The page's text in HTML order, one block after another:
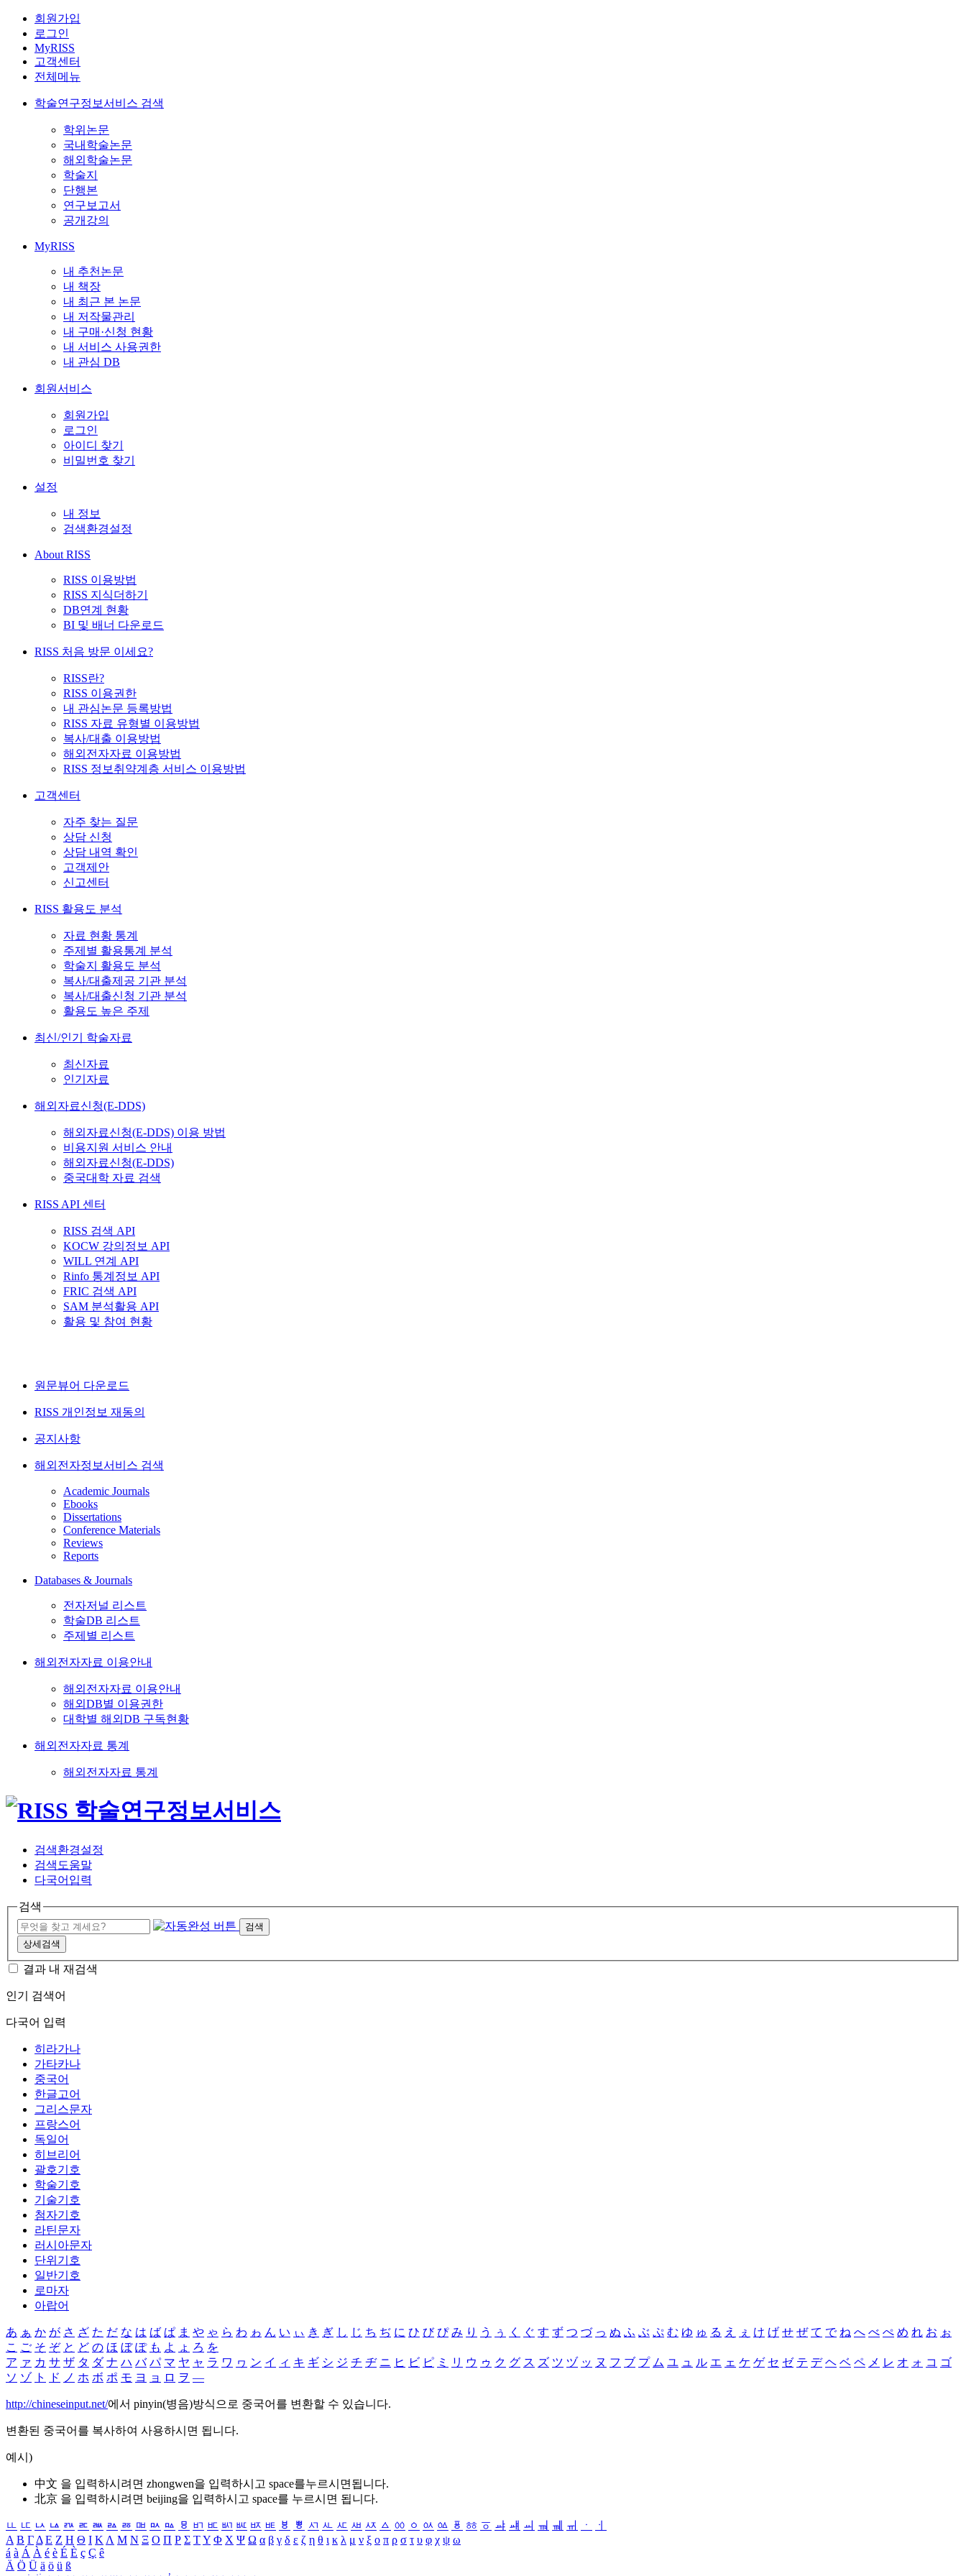
회원가입
로그인
MyRISS
고객센터
전체메뉴
학술연구정보서비스 검색
학위논문
국내학술논문
해외학술논문
학술지
단행본
연구보고서
공개강의
MyRISS
내 추천논문
내 책장
내 최근 본 논문
내 저작물관리
내 구매·신청 현황
내 서비스 사용권한
내 관심 DB
회원서비스
회원가입
로그인
아이디 찾기
비밀번호 찾기
설정
내 정보
검색환경설정
About RISS
RISS 이용방법
RISS 지식더하기
DB연계 현황
BI 및 배너 다운로드
RISS 처음 방문 이세요?
RISS란?
RISS 이용권한
내 관심논문 등록방법
RISS 자료 유형별 이용방법
복사/대출 이용방법
해외전자자료 이용방법
RISS 정보취약계층 서비스 이용방법
고객센터
자주 찾는 질문
상담 신청
상담 내역 확인
고객제안
신고센터
RISS 활용도 분석
자료 현황 통계
주제별 활용통계 분석
학술지 활용도 분석
복사/대출제공 기관 분석
복사/대출신청 기관 분석
활용도 높은 주제
최신/인기 학술자료
최신자료
인기자료
해외자료신청(E-DDS)
해외자료신청(E-DDS) 이용 방법
비용지원 서비스 안내
해외자료신청(E-DDS)
중국대학 자료 검색
RISS API 센터
RISS 검색 API
KOCW 강의정보 API
WILL 연계 API
Rinfo 통계정보 API
FRIC 검색 API
SAM 분석활용 API
활용 및 참여 현황
원문뷰어 다운로드
RISS 개인정보 재동의
공지사항
해외전자정보서비스 검색
Academic Journals
Ebooks
Dissertations
Conference Materials
Reviews
Reports
Databases & Journals
전자저널 리스트
학술DB 리스트
주제별 리스트
해외전자자료 이용안내
해외전자자료 이용안내
해외DB별 이용권한
대학별 해외DB 구독현황
해외전자자료 통계
해외전자자료 통계
검색환경설정
검색도움말
다국어입력
검색
검색
상세검색
결과 내 재검색
인기 검색어
다국어 입력
히라가나
가타카나
중국어
한글고어
그리스문자
프랑스어
독일어
히브리어
괄호기호
학술기호
기술기호
첨자기호
라틴문자
러시아문자
단위기호
일반기호
로마자
아랍어
あ ぁ か が さ ざ た だ な は ば ぱ ま や ゃ ら わ ゎ ん い ぃ き ぎ し じ ち ぢ に ひ び ぴ み り う ぅ く ぐ す ず つ づ っ ぬ ふ ぶ ぷ む ゆ ゅ る え ぇ け げ せ ぜ て で ね へ べ ぺ め れ お ぉ
こ ご そ ぞ と ど の ほ ぼ ぽ も よ ょ ろ を
ア ァ カ サ ザ タ ダ ナ ハ バ パ マ ヤ ャ ラ ワ ヮ ン イ ィ キ ギ シ ジ チ ヂ ニ ヒ ビ ピ ミ リ ウ ゥ ク グ ス ズ ツ ヅ ッ ヌ フ ブ プ ム ユ ュ ル エ ェ ケ ゲ セ ゼ テ デ ヘ ベ ペ メ レ オ ォ コ ゴ
ソ ゾ ト ド ノ ホ ボ ポ モ ヨ ョ ロ ヲ ―
http://chineseinput.net/에서 pinyin(병음)방식으로 중국어를 변환할 수 있습니다.
변환된 중국어를 복사하여 사용하시면 됩니다.
예시)
中文 을 입력하시려면 zhongwen을 입력하시고 space를누르시면됩니다.
北京 을 입력하시려면 beijing을 입력하시고 space를 누르시면 됩니다.
ㅥ ㅦ ㅧ ㅨ ㅩ ㅪ ㅫ ㅬ ㅭ ㅮ ㅯ ㅰ ㅱ ㅲ ㅳ ㅴ ㅵ ㅶ ㅷ ㅸ ㅹ ㅺ ㅻ ㅼ ㅽ ㅾ ㅿ ㆀ ㆁ ㆂ ㆃ ㆄ ㆅ ㆆ ㆇ ㆈ ㆉ ㆊ ㆋ ㆌ ㆍ
ㆎ
Α Β ΓΔ Ε Ζ Η Θ Ι ΚΛ Μ Ν Ξ Ο Π Ρ Σ ΤΥ Φ Χ Ψ Ω α β γ δ ε ζ η θ ι κ λ μ ν ξ ο π ρ σ τ υ φ χ ψ ω
á à Á À é è É È ç Ç ê
Ä Ö Ü ä ö ü ß